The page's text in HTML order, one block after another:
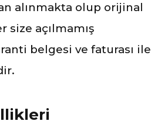
alınmakta olup orijinal
size açılmamış
belgesi ve faturası ile